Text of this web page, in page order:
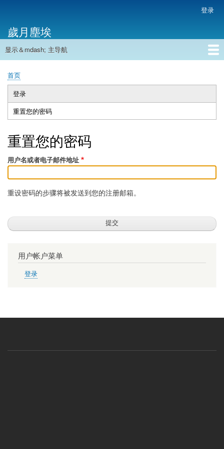
主
内
帐
户
菜
单
登录
歲月塵埃
主
航
显示＆mdash; 主导航
首页
面
包
屑
首页
主
标
登录
重置您的密码
动
标
签）
重置您的密码
用户名或者电子邮件地址
重设密码的步骤将被发送到您的注册邮箱。
用户帐户菜单
登录